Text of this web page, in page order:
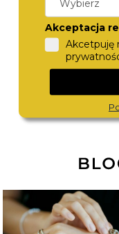
DIESEL
DZ4684
1 380,-
Akceptacja
Akcetpuję